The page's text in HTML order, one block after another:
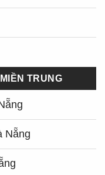
TRUNG
Nẵng